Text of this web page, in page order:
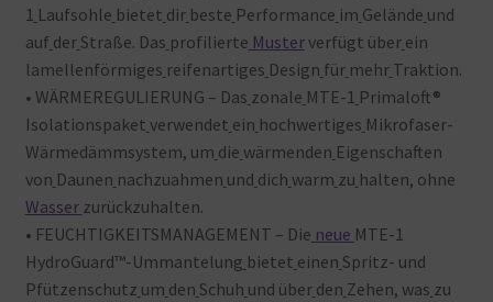
1 Laufsohle bietet dir beste Performance im Gelände und
auf der Straße. Das profilierte Musterverfügt über ein
lamellenförmiges reifenartiges Design für mehr Traktion.
• WÄRMEREGULIERUNG – Das zonale MTE-1 Primaloft®
Isolationspaket verwendet ein hochwertiges Mikrofaser-
Wärmedämmsystem, um die wärmenden Eigenschaften
von Daunen nachzuahmen und dich warm zu halten, ohne
Wasser zurückzuhalten.
• FEUCHTIGKEITSMANAGEMENT – Die neue MTE-1
HydroGuard™-Ummantelung bietet einen Spritz- und
Pfützenschutz um den Schuh und über den Zehen, was zu